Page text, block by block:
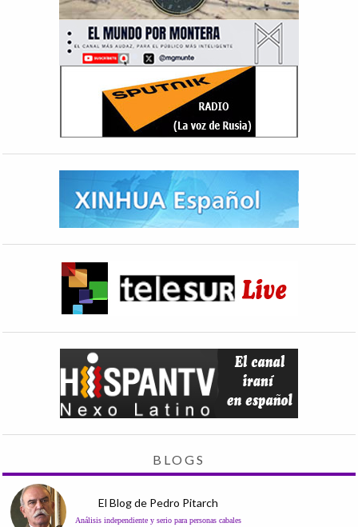
BLOGS
El Blog de Pedro Pitarch
Análisis independiente y serio para personas cabales